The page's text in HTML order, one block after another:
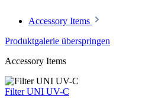
Accessory Items
Produktgalerie überspringen
Accessory Items
Filter UNI UV-C